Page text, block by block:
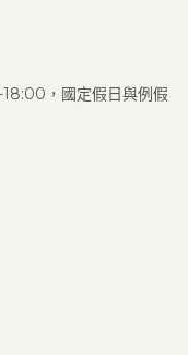
，國定假日與例假